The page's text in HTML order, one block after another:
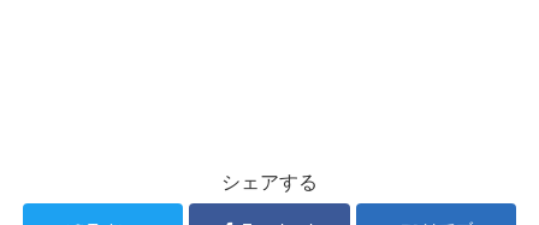
シェアする